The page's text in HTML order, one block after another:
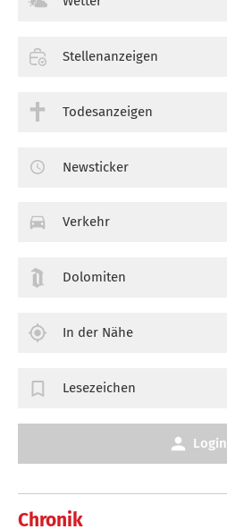
Chronik
Stellenanzeigen
Todesanzeigen
Newsticker
Verkehr
Dolomiten
In der Nähe
Lesezeichen
Login